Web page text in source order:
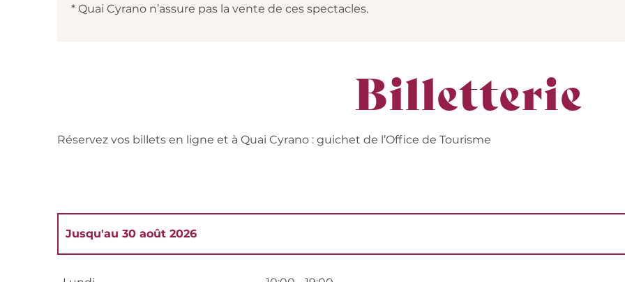
* Quai Cyrano n’assure pas la vente de ces spectacles.
Billetterie
Réservez vos billets en ligne et à Quai Cyrano : guichet de l’Office de Tourisme
Jusqu'au 30 août 2026